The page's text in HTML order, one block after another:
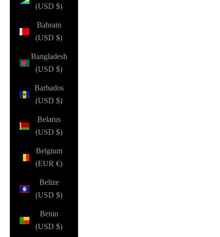
(USD $)
Bahrain
(USD $)
Bangladesh
(USD $)
Barbados
(USD $)
Belarus
(USD $)
Belgium
(EUR €)
Belize
(USD $)
Benin
(USD $)